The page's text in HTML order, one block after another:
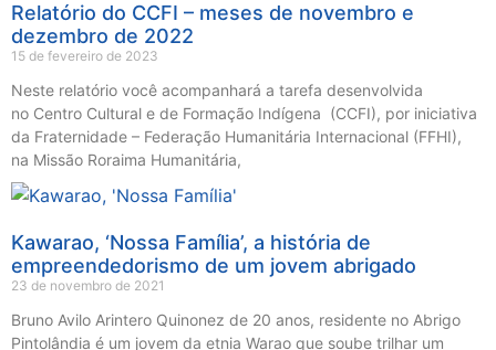
Relatório do CCFI – meses de novembro e
dezembro de 2022
15 de fevereiro de 2023
Neste relatório você acompanhará a tarefa desenvolvida
no Centro Cultural e de Formação Indígena (CCFI), por iniciativa
da Fraternidade – Federação Humanitária Internacional (FFHI),
na Missão Roraima Humanitária,
Kawarao, ‘Nossa Família’, a história de
empreendedorismo de um jovem abrigado
23 de novembro de 2021
Bruno Avilo Arintero Quinonez de 20 anos, residente no Abrigo
Pintolândia é um jovem da etnia Warao que soube trilhar um